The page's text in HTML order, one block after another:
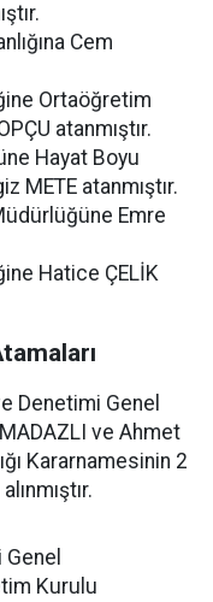
Cem
Ortaöğretim
atanmıştır.
Hayat Boyu
METE atanmıştır.
Emre
Hatice ÇELİK
Denetimi Genel
ve Ahmet
Kararnamesinin 2
Kurulu